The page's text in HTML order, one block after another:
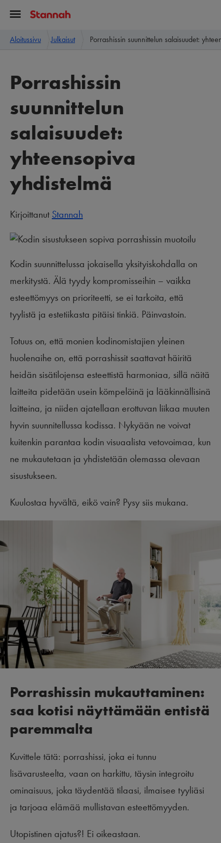
Aloitussivu Julkaisut Porrashissin suunnittelun salaisuudet:
Porrashissin
suunnittelun
salaisuudet:
yhteensopiva
yhdistelmä
KirjoittanutStannah
Kodin suunnittelussa jokaisella yksityiskohdalla on
merkitystä. Älä tyydy kompromisseihin – vaikka
esteettömyys on prioriteetti, se ei tarkoita, että
tyylistä ja estetiikasta pitäisi tinkiä. Päinvastoin.
Totuus on, että monien kodinomistajien yleinen
huolenaihe on, että porrashissit saattavat häiritä
heidän sisätilojensa esteettistä harmoniaa, sillä näitä
laitteita pidetään usein kömpelöinä ja lääkinnällisinä
laitteina, ja niiden ajatellaan erottuvan liikaa muuten
hyvin suunnitellussa kodissa. Nykyään ne voivat
kuitenkin parantaa kodin visuaalista vetovoimaa, kun
ne mukautetaan ja yhdistetään olemassa olevaan
sisustukseen.
Kuulostaa hyvältä, eikö vain? Pysy siis mukana.
Porrashissin mukauttaminen:
saa kotisi näyttämään entistä
paremmalta
Kuvittele tätä: porrashissi, joka ei tunnu
lisävarusteelta, vaan on harkittu, täysin integroitu
ominaisuus, joka täydentää tilaasi, ilmaisee tyyliäsi
ja tarjoaa elämää mullistavan esteettömyyden.
Utopistinen ajatus?! Ei oikeastaan.